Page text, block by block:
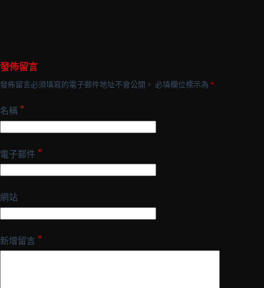
發佈留言
發佈留言必須填寫的電子郵件地址不會公開。 必填欄位標示為 *
名稱 *
電子郵件 *
網站
新增留言 *